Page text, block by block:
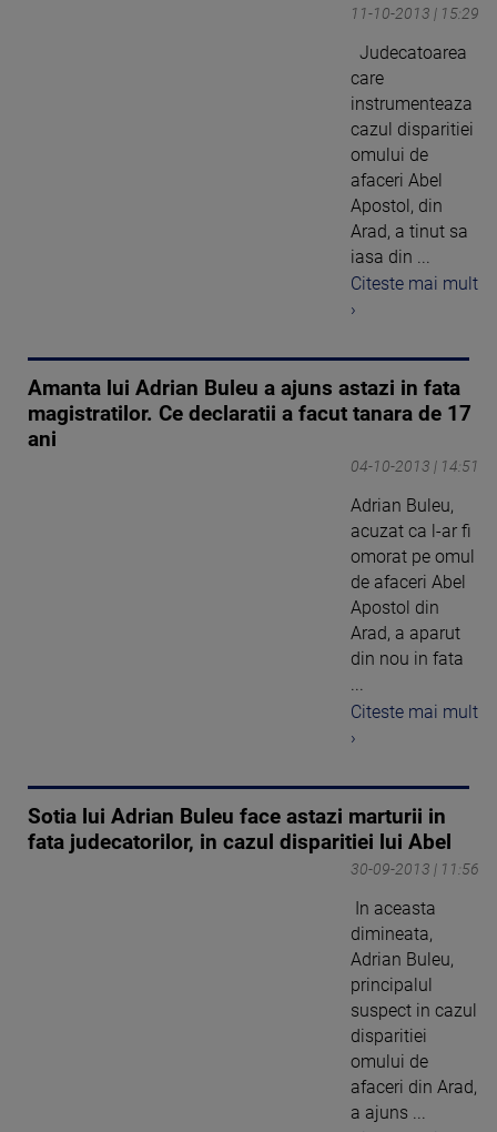
11-10-2013 | 15:29
Judecatoarea
care
instrumenteaza
cazul disparitiei
omului de
afaceri Abel
Apostol, din
Arad, a tinut sa
iasa din ...
Citeste mai mult
›
Amanta lui Adrian Buleu a ajuns astazi in fata
magistratilor. Ce declaratii a facut tanara de 17
ani
04-10-2013 | 14:51
Adrian Buleu,
acuzat ca l-ar fi
omorat pe omul
de afaceri Abel
Apostol din
Arad, a aparut
din nou in fata
...
Citeste mai mult
›
Sotia lui Adrian Buleu face astazi marturii in
fata judecatorilor, in cazul disparitiei lui Abel
30-09-2013 | 11:56
In aceasta
dimineata,
Adrian Buleu,
principalul
suspect in cazul
disparitiei
omului de
afaceri din Arad,
a ajuns ...